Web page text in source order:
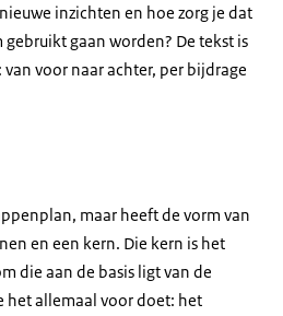
inzichten en hoe zorg je dat
gaan worden? De tekst is
voor naar achter, per bijdrage
maar heeft de vorm van
en een kern. Die kern is het
die aan de basis ligt van de
het allemaal voor doet: het